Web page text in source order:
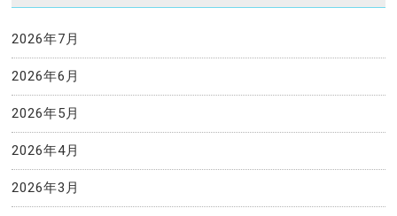
2026年7月
2026年6月
2026年5月
2026年4月
2026年3月